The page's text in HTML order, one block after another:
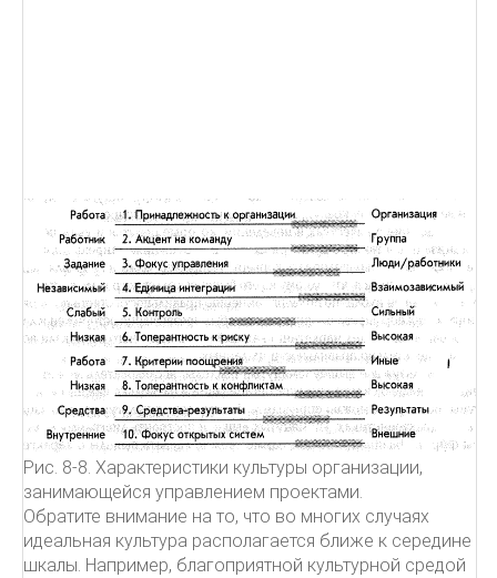
Рис. 8-8. Характеристики культуры организации,
занимающейся управлением проектами.
Обратите внимание на то, что во многих случаях
идеальная культура располагается ближе к середине
шкалы. Например, благоприятной культурной средой